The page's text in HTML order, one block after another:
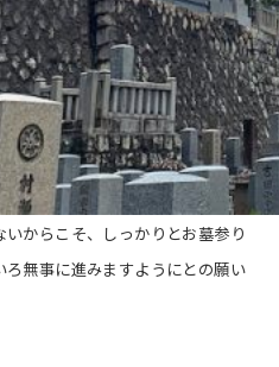
からこそ、しっかりとお墓参り
無事に進みますようにとの願い